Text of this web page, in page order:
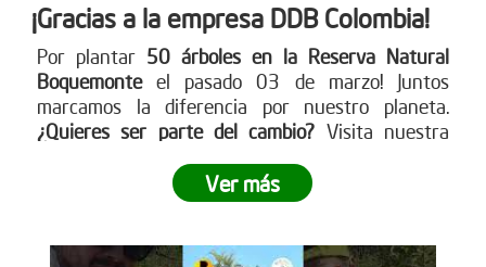
¡Gracias a la empresa DDB Colombia!
Por plantar50 árboles en la Reserva Natural
Boquemonteel pasado 03 de marzo! Juntos
marcamos la diferencia por nuestro planeta.
¿Quieres ser parte del cambio? Visita nuestra
www.reddearboles.orgVer más